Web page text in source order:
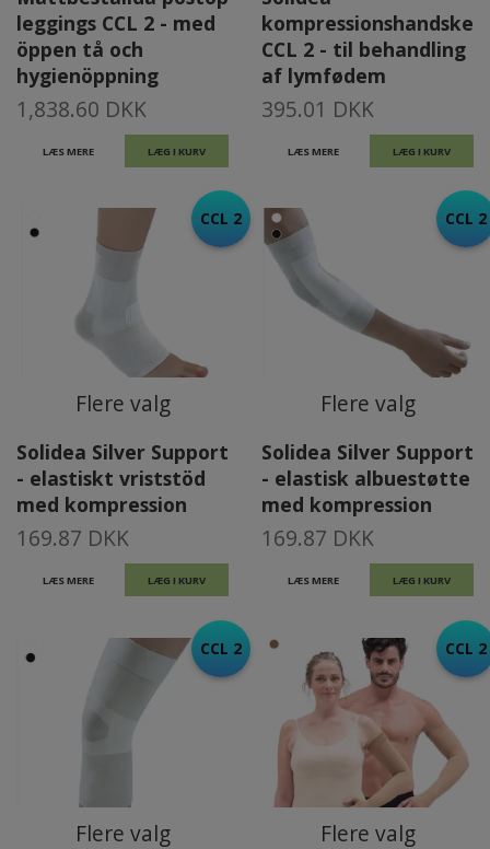
leggings CCL 2 - med
öppen tå och
hygienöppning
1,838.60 DKK
LÆS MERE LÆG I KURV
kompressionshandske
CCL 2 - til behandling
af lymfødem
395.01 DKK
LÆS MERE LÆG I KURV
CCL 2
Flere valg
Solidea Silver Support
- elastiskt vriststöd
med kompression
169.87 DKK
LÆS MERE LÆG I KURV
CCL 2
Flere valg
Solidea Silver Support
- elastisk albuestøtte
med kompression
169.87 DKK
LÆS MERE LÆG I KURV
CCL 2
Flere valg
CCL 2
Flere valg